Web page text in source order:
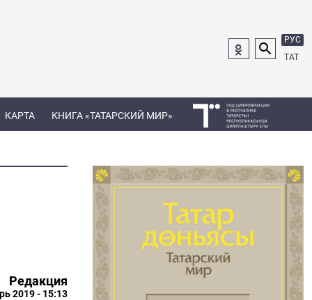
РУС
ТАТ
КАРТА КНИГА «ТАТАРСКИЙ МИР»
Редакция
2019 - 15:13